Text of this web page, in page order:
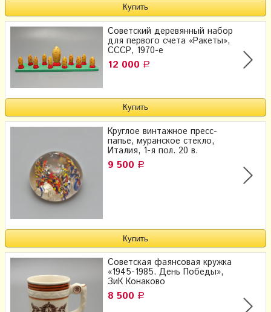
Советский деревянный набор
для первого счета «Ракеты»,
СССР, 1970-е
12 000 Р
Круглое винтажное пресс-
папье, муранское стекло,
Италия, 1-я пол. 20 в.
9 500 Р
Советская фаянсовая кружка
«1945-1985. День Победы»,
ЗиК Конаково
8 500 Р